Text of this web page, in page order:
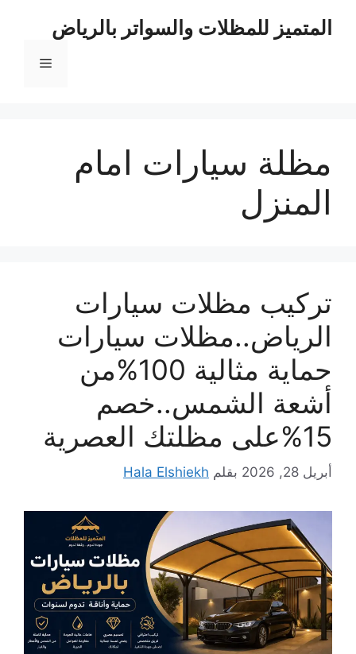
المتميز للمظلات والسواتر بالرياض
القائمة
مظلة سيارات امام
المنزل
تركيب مظلات سيارات
الرياض..مظلات سيارات
حماية مثالية 100%من
أشعة الشمس..خصم
15%على مظلتك العصرية
أبريل 28, 2026 بقلم Hala Elshiekh